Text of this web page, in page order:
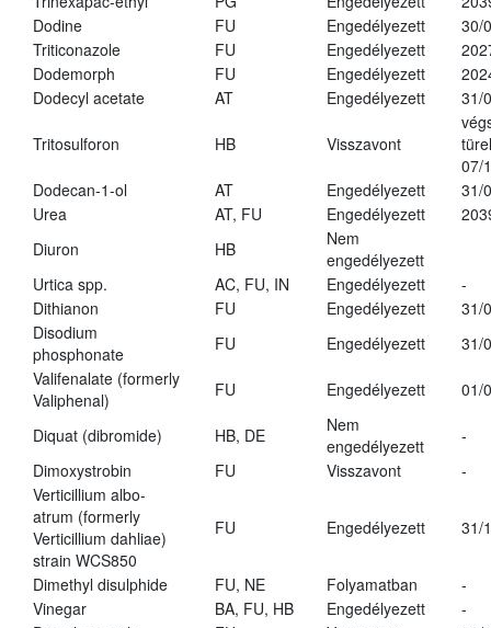
Dodine
FU Engedélyezett
30/
Triticonazole
FU Engedélyezett
Dodemorph
FU Engedélyezett
Dodecyl acetate
AT Engedélyezett 31/
Tritosulforon HB Visszavont
07/
Dodecan-1-ol
AT Engedélyezett
31/
Urea
AT, FU Engedélyezett
Diuron
HB
Nem
engedélyezett
Urtica spp.
AC, FU, IN Engedélyezett
-
Dithianon
FU Engedélyezett
31/
Disodium
phosphonate
FU Engedélyezett
31/
Valifenalate (formerly
Valiphenal)
FU Engedélyezett 01/
Diquat (dibromide) HB, DE
Nem
engedélyezett
-
Dimoxystrobin
FU Visszavont
-
Verticillium albo-
atrum (formerly
Verticillium dahliae)
strain WCS850
FU Engedélyezett 31/
Dimethyl disulphide FU, NE Folyamatban
-
Vinegar
BA, FU, HB Engedélyezett
-